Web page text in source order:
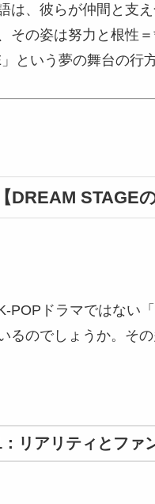
は、彼らが仲間と支
その姿は努力と根性
という夢の舞台の行
DREAM STAGE
POPドラマではない
るのでしょうか。そ
リアリティとファ